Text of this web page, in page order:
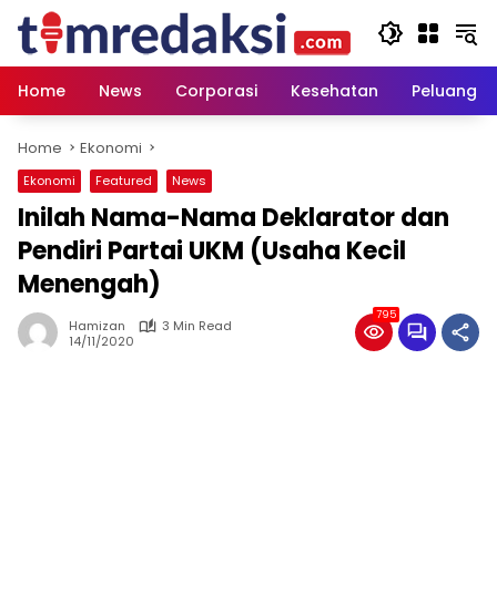
content
Home
News Corporasi Kesehatan Peluang
Home Ekonomi
Ekonomi Featured News
Inilah Nama-Nama Deklarator dan
Pendiri Partai UKM (Usaha Kecil
Menengah)
Hamizan
3 Min Read
14/11/2020
795